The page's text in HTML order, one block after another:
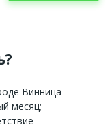
Винница
месяц;